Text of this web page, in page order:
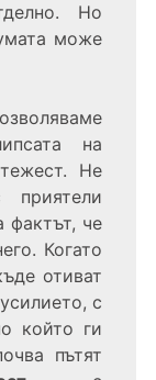
Но
може
на
Не
че
Когато
отиват
с
който ги
пътят